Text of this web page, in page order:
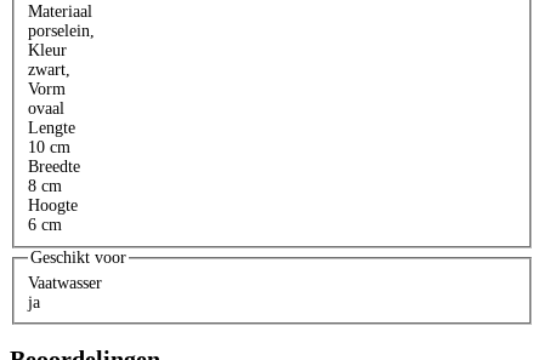
Materiaal
porselein
Kleur
zwart,
Vorm
ovaal
Lengte
10 cm
Breedte
8 cm
Hoogte
6 cm
Geschikt voor
Vaatwasser
ja